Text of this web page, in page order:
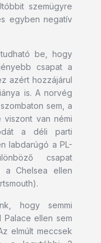
szemügyre
egyben negatív
be, hogy
csapat a
azért hozzájárul
is. A norvég
sem, a
viszont van némi
a déli parti
labdarúgó a PL-
csapat
a Chelsea ellen
hogy semmi
Palace ellen sem
elmúlt meccsek